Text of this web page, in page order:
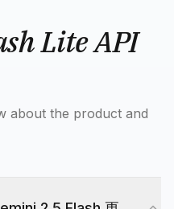
Lite API
about the product and